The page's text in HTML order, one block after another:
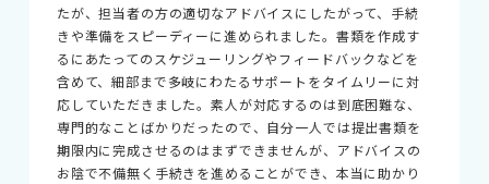
たが、担当者の方の適切なアドバイスにしたがって、手続
きや準備をスピーディーに進められました。書類を作成す
るにあたってのスケジューリングやフィードバックなどを
含めて、細部まで多岐にわたるサポートをタイムリーに対
応していただきました。素人が対応するのは到底困難な、
専門的なことばかりだったので、自分一人では提出書類を
期限内に完成させるのはまずできませんが、アドバイスの
お陰で不備無く手続きを進めることができ、本当に助かり